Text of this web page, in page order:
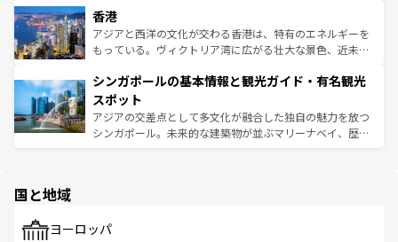
とつ。フォーやバインミー、ベトナムコーヒーなどは、ぜ
ひ現地で味わいたい。どの地域を訪れてもあたたかい人々
が旅行者を迎えてくれるので、きっと忘れられない旅にな
参照してほしい。
の活気が交差している。北部ではチェンマイなどの山岳地
帯で自然と触れ合い、南部ではプーケットやクラビの美し
いビーチでリゾート気分を楽しむことができる。タイ料理
激する。気候は一年中温暖で、どの季節にも異なる楽しみ
が待っている。親しみやすいタイの人々、仏教を中心とし
た文化、そして多様な観光資源が、訪れる旅人を魅了し続
ける。 なお、新着のタイ情報はコンテンツ一覧を参照して
香港
アジアと西洋の文化が交わる香港は、特有のエネルギーを
もっている。ヴィクトリア湾に広がる壮大な景色、近未来
み、どこを訪れても感動するはず。観光スポットが密集し
ており、効率よく見どころを回れるのも魅力。息をのむよ
うな絶景から文化的な体験まで、香港を存分に楽しみ尽く
そう。 なお、新着の香港情報はコンテンツ一覧を参照して
シンガポールの基本情報と観光ガイド・有名観光
スポット
アジアの交差点として多文化が融合した独自の魅力を放つ
シンガポール。未来的な建築物が並ぶマリーナベイ、歴史
で、ホーカーズは地元の風情を楽しめる外せないスポット
国と地域
ヨーロッパ